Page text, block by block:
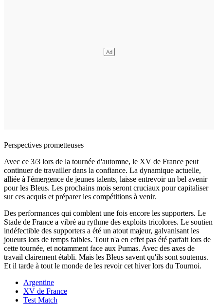
Perspectives prometteuses
Avec ce 3/3 lors de la tournée d'automne, le XV de France peut
continuer de travailler dans la confiance. La dynamique actuelle,
alliée à l'émergence de jeunes talents, laisse entrevoir un bel avenir
pour les Bleus. Les prochains mois seront cruciaux pour capitaliser
sur ces acquis et préparer les compétitions à venir.
Des performances qui comblent une fois encore les supporters. Le
Stade de France a vibré au rythme des exploits tricolores. Le soutien
indéfectible des supporters a été un atout majeur, galvanisant les
joueurs lors de temps faibles. Tout n'a en effet pas été parfait lors de
cette tournée, et notamment face aux Pumas. Avec des axes de
travail clairement établi. Mais les Bleus savent qu'ils sont soutenus.
Et il tarde à tout le monde de les revoir cet hiver lors du Tournoi.
Argentine
XV de France
Test Match